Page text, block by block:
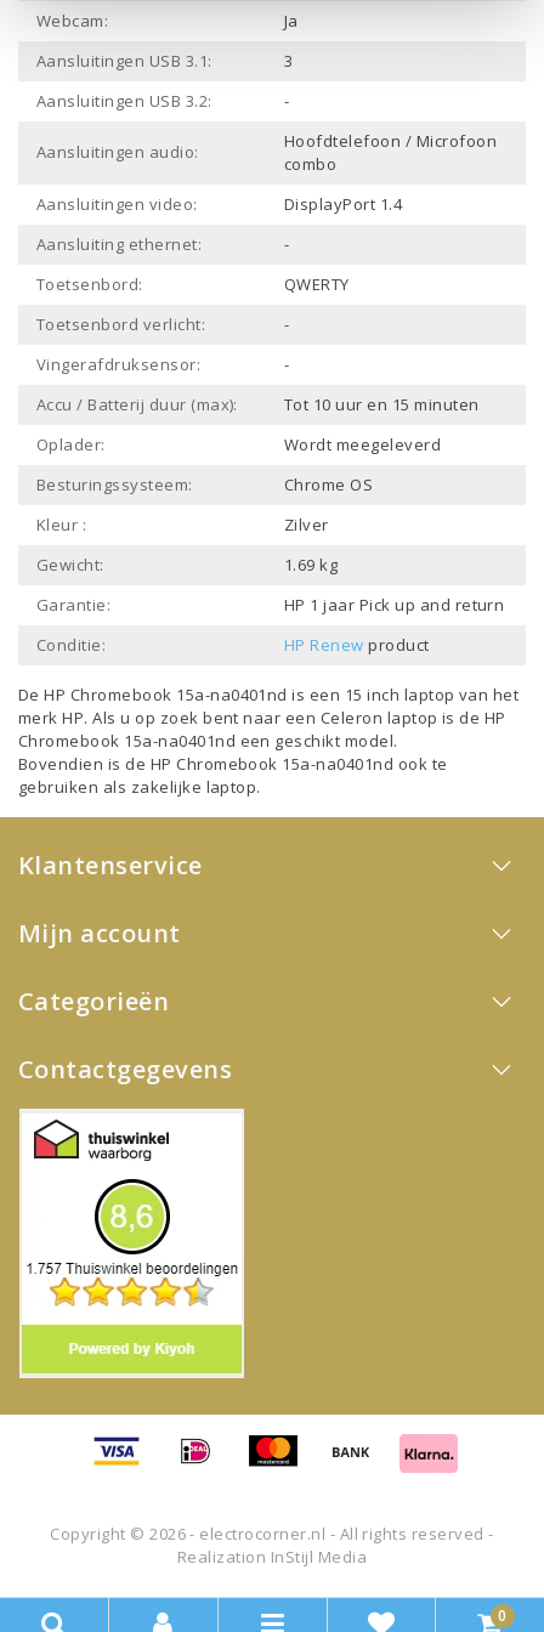
Webcam:
Ja
Aansluitingen USB 3.1:
3
Aansluitingen USB 3.2:
-
Aansluitingen audio:
Hoofdtelefoon / Microfoon
combo
Aansluitingen video:
DisplayPort 1.4
Aansluiting ethernet:
-
Toetsenbord:
QWERTY
Toetsenbord verlicht:
-
Vingerafdruksensor:
-
Accu / Batterij duur (max):
Tot 10 uur en 15 minuten
Oplader:
Wordt meegeleverd
Besturingssysteem:
Chrome OS
Kleur :
Zilver
Gewicht:
1.69 kg
Garantie:
HP 1 jaar Pick up and return
Conditie:
HP Renew product
De HP Chromebook 15a-na0401nd is een 15 inch laptop van het
merkHP. Als u op zoek bent naar een Celeron laptop is de HP
Chromebook 15a-na0401nd een geschikt model.
Bovendien is de HP Chromebook 15a-na0401nd ook te
gebruiken als zakelijke laptop.
Klantenservice
Mijn account
Categorieën
Contactgegevens
Copyright © 2026 - electrocorner.nl - All rights reserved -
Realization InStijl Media
0